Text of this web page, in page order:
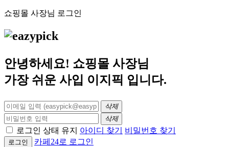
쇼핑몰 사장님 로그인
안녕하세요! 쇼핑몰 사장님
가장 쉬운 사입 이지픽 입니다.
삭제
삭제
로그인 상태 유지 아이디 찾기 비밀번호 찾기
로그인 카페24로 로그인